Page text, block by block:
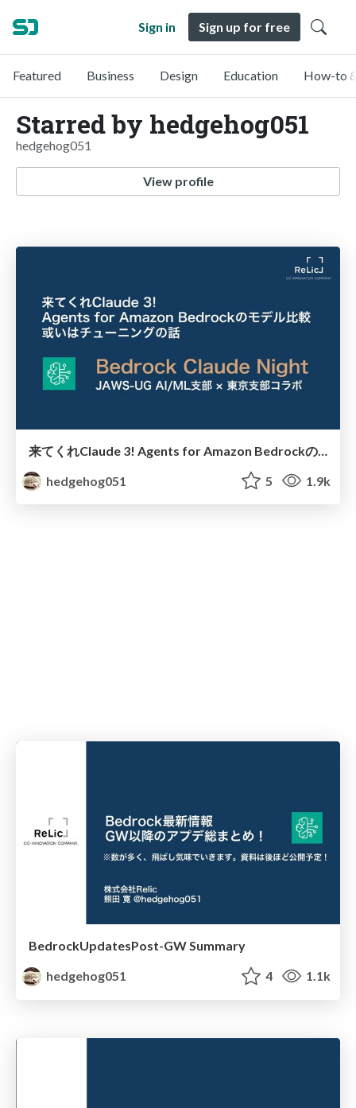
Sign in Sign up for free
Featured Business Design Education How-to
Starred by hedgehog051
hedgehog051
View profile
hedgehog051
5 1.9k
BedrockUpdatesPost-GW Summary
hedgehog051
4 1.1k